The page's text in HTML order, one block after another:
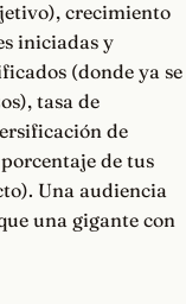
crecimiento
iniciadas y
(donde ya se
tasa de
de
de tus
Una audiencia
una gigante con